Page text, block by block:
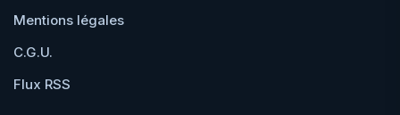
Mentions légales
C.G.U.
Flux RSS